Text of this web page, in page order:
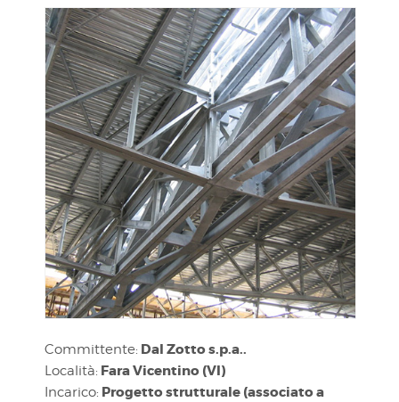
Committente: Dal Zotto s.p.a..
Località: Fara Vicentino (VI)
Incarico: Progetto strutturale (associato a